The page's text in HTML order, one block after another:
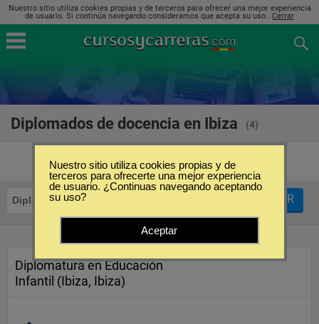
Nuestro sitio utiliza cookies propias y de terceros para ofrecer una mejor experiencia
de usuario. Si continúa navegando consideramos que acepta su uso.. Cerrar
Diplomados de docencia en Ibiza (4)
Diplomados FILTRAR
Diplomatura en Educación
Infantil (Ibiza, Ibiza)
Nuestro sitio utiliza cookies propias y de
terceros para ofrecerte una mejor experiencia
de usuario. ¿Continuas navegando aceptando
su uso?
Aceptar